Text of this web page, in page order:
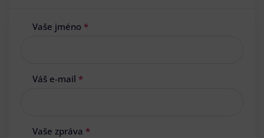
Vaše jméno *
Váš e-mail *
Vaše zpráva *